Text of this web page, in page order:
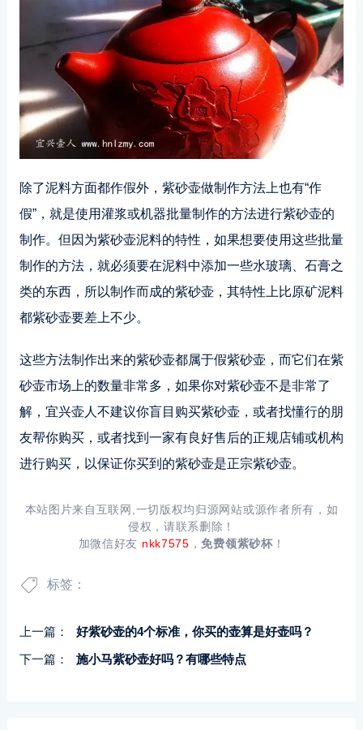
除了泥料方面都作假外，紫砂壶做制作方法上也有“作
假”，就是使用灌浆或机器批量制作的方法进行紫砂壶的
制作。但因为紫砂壶泥料的特性，如果想要使用这些批量
制作的方法，就必须要在泥料中添加一些水玻璃、石膏之
类的东西，所以制作而成的紫砂壶，其特性上比原矿泥料
都紫砂壶要差上不少。
这些方法制作出来的紫砂壶都属于假紫砂壶，而它们在紫
砂壶市场上的数量非常多，如果你对紫砂壶不是非常了
解，宜兴壶人不建议你盲目购买紫砂壶，或者找懂行的朋
友帮你购买，或者找到一家有良好售后的正规店铺或机构
进行购买，以保证你买到的紫砂壶是正宗紫砂壶。
本站图片来自互联网,一切版权均归源网站或源作者所有，如
侵权，请联系删除！
加微信好友 nkk7575 ，免费领紫砂杯！
标签：
上一篇：
好紫砂壶的4个标准，你买的壶算是好壶吗？
下一篇：
施小马紫砂壶好吗？有哪些特点